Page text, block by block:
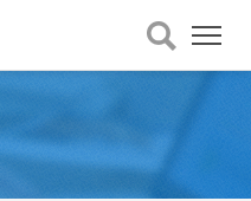
メ
ニュー
を